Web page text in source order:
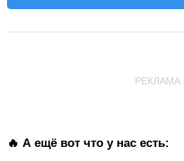
РЕКЛАМА
🔥 А ещё вот что у нас есть: